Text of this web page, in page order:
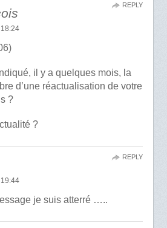
il y a quelques mois, la
d’une réactualisation de votre
?
?
REPLY
je suis atterré …..
REPLY